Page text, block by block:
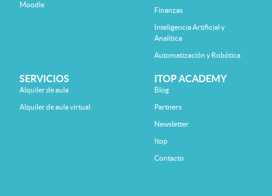
Moodle
Finanzas
Inteligencia Artificial y
Analítica
Automatización y Robótica
SERVICIOS
Alquiler de aula
Alquiler de aula virtual
ITOP ACADEMY
Blog
Partners
Newsletter
Itop
Contacto